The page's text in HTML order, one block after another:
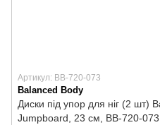
Артикул: BB-720-073
Balanced Body
Диски під упор для ніг (2 шт)
Jumpboard, 23 см, BB-720-073